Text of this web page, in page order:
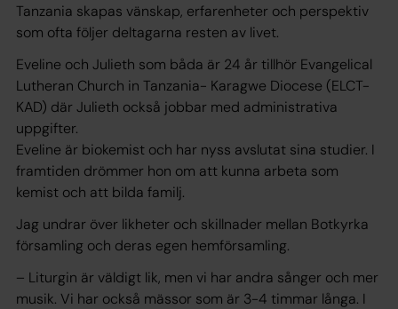
Tanzania skapas vänskap, erfarenheter och perspektiv
som ofta följer deltagarna resten av livet.
Eveline och Julieth som båda är 24 år tillhör Evangelical
Lutheran Church in Tanzania- Karagwe Diocese (ELCT-
KAD) där Julieth också jobbar med administrativa
uppgifter.
Eveline är biokemist och har nyss avslutat sina studier. I
framtiden drömmer hon om att kunna arbeta som
kemist och att bilda familj.
Jag undrar över likheter och skillnader mellan Botkyrka
församling och deras egen hemförsamling.
– Liturgin är väldigt lik, men vi har andra sånger och mer
musik. Vi har också mässor som är 3-4 timmar långa. I